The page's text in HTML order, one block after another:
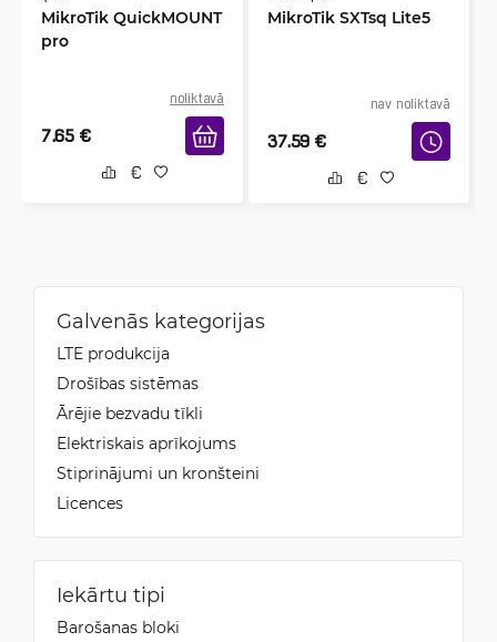
MikroTik QuickMOUNT
pro
noliktavā
7.65 €
MikroTik SXTsq Lite5
nav noliktavā
37.59 €
Galvenās kategorijas
LTE produkcija
Drošības sistēmas
Ārējie bezvadu tīkli
Elektriskais aprīkojums
Stiprinājumi un kronšteini
Licences
Iekārtu tipi
Barošanas bloki